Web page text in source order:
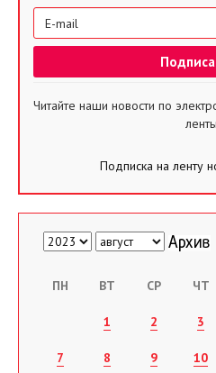
Читайте наши новости по
ленты
Подписка на ленту
ПН ВТ СР ЧТ
1 2 3
7 8 9 10